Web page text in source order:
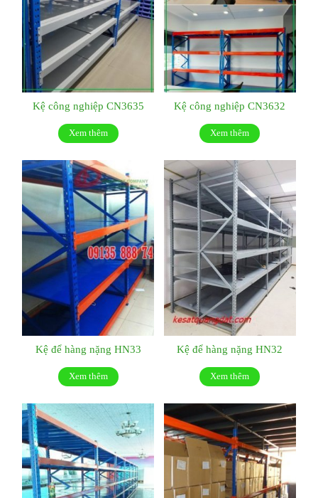
Kệ công nghiệp CN3635
Xem thêm
Kệ công nghiệp CN3632
Xem thêm
Kệ để hàng nặng HN33
Xem thêm
Kệ để hàng nặng HN32
Xem thêm